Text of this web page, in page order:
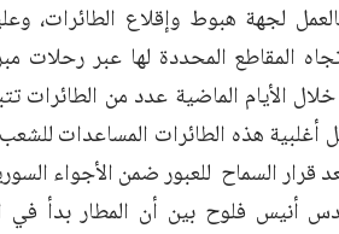
لجهة هبوط وإقلاع الطائرات،
المقاطع المحددة لها عبر
الأيام الماضية عدد من الطائرات
أغلبية هذه الطائرات المساعدات
قرار السماح للعبور ضمن الأجواء
أنيس فلوح بين أن المطار بدأ